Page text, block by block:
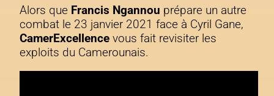
Alors que Francis Ngannou prépare un autre
combat le 23 janvier 2021 face à Cyril Gane,
CamerExcellence vous fait revisiter les
exploits du Camerounais.